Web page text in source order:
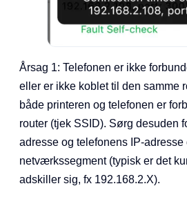
Årsag 1: Telefonen er ikke
eller er ikke koblet til den samme
både printeren og telefonen er
router (tjek SSID). Sørg desuden
adresse og telefonens IP-adresse
netværkssegment (typisk er det
adskiller sig, fx 192.168.2.X).